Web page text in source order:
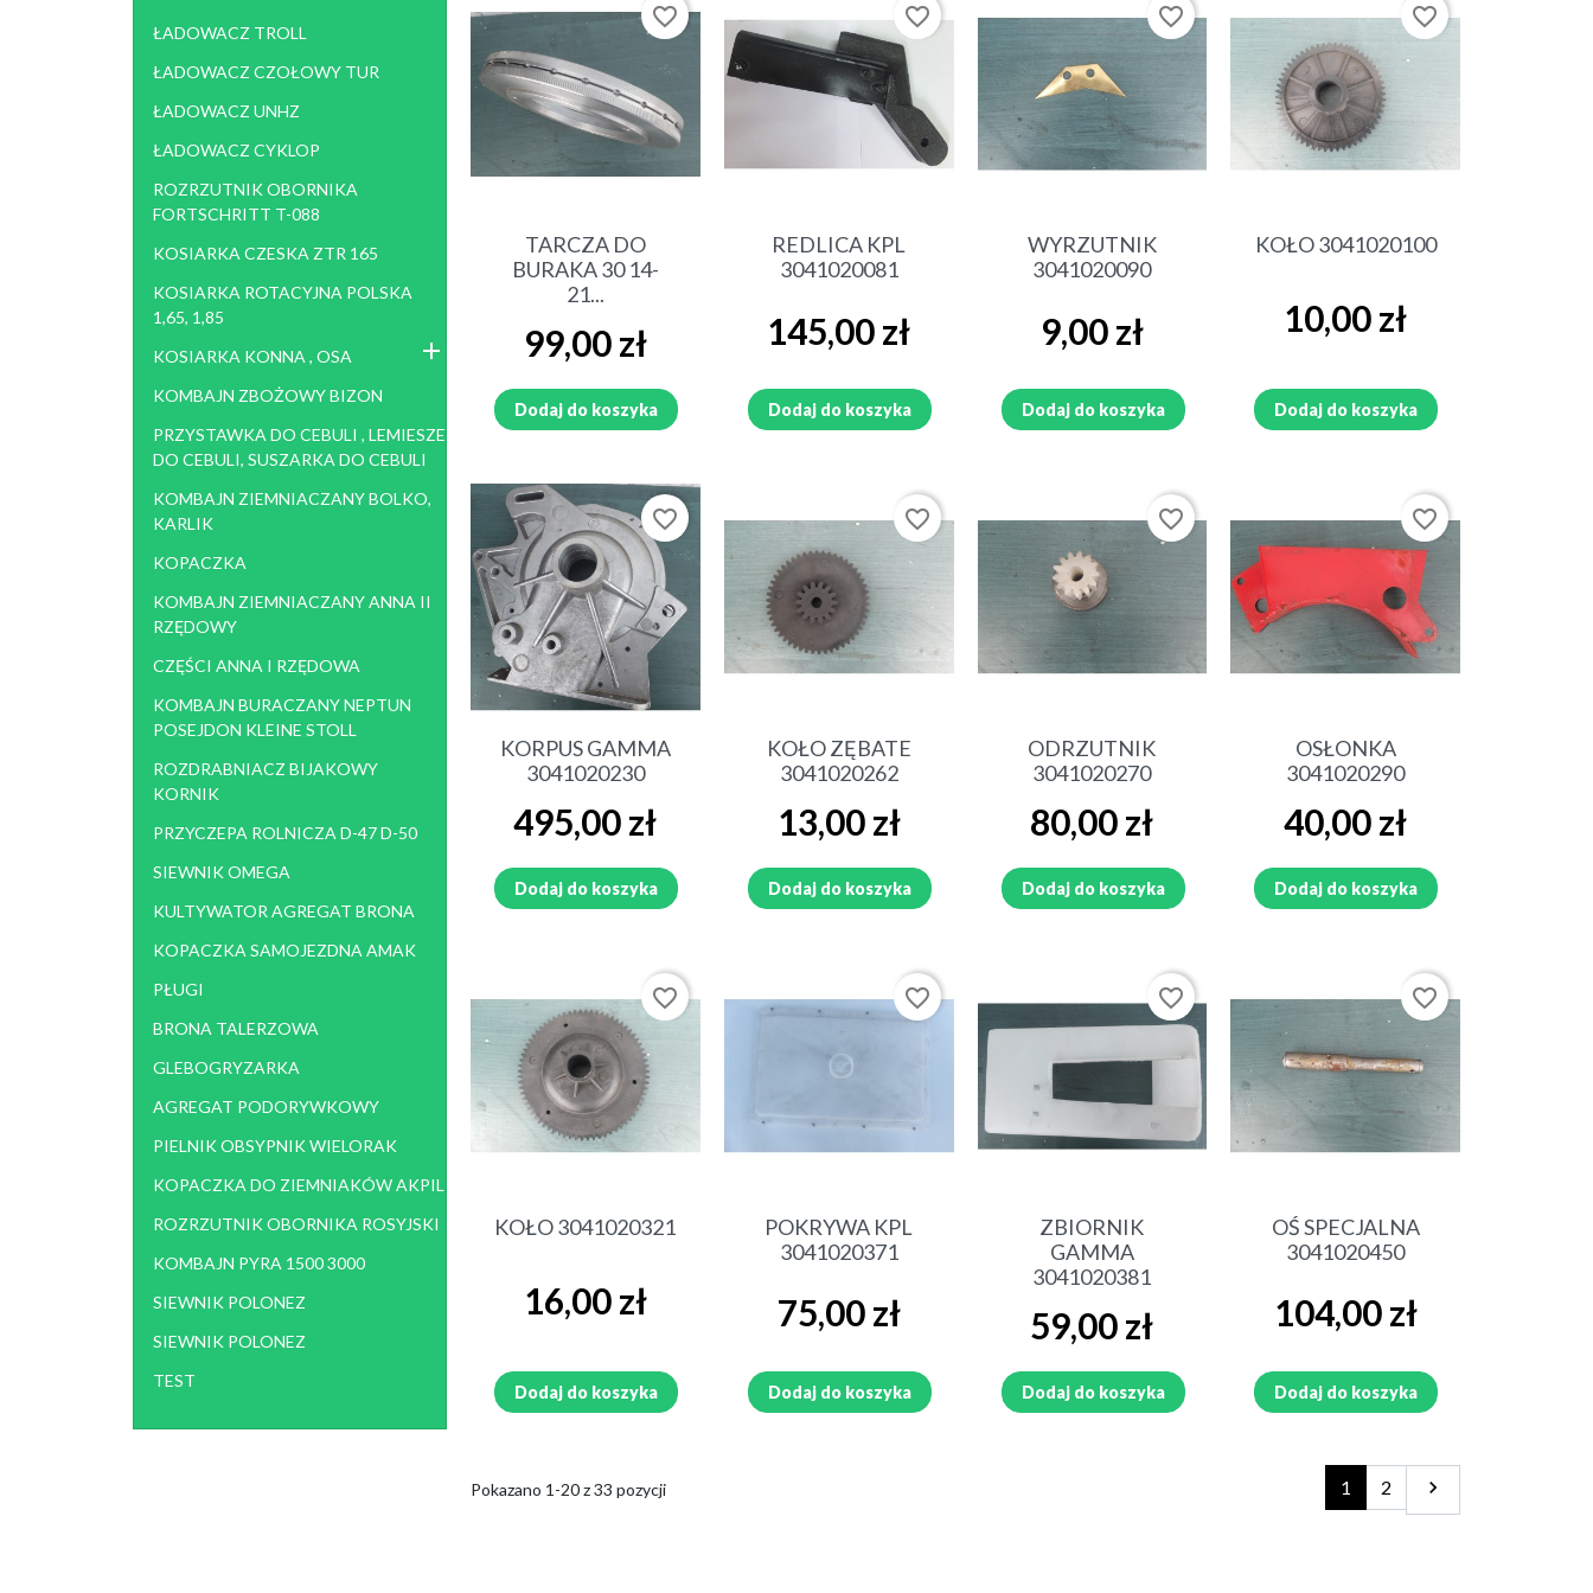
ŁADOWACZ TROLL
ŁADOWACZ CZOŁOWY TUR
ŁADOWACZ UNHZ
ŁADOWACZ CYKLOP
ROZRZUTNIK OBORNIKA
FORTSCHRITT T-088
KOSIARKA CZESKA ZTR 165
KOSIARKA ROTACYJNA POLSKA
1,65, 1,85
KOSIARKA KONNA , OSA
KOMBAJN ZBOŻOWY BIZON
PRZYSTAWKA DO CEBULI , LEMIESZE
DO CEBULI, SUSZARKA DO CEBULI
KOMBAJN ZIEMNIACZANY BOLKO,
KARLIK
KOPACZKA
KOMBAJN ZIEMNIACZANY ANNA II
RZĘDOWY
CZĘŚCI ANNA I RZĘDOWA
KOMBAJN BURACZANY NEPTUN
POSEJDON KLEINE STOLL
ROZDRABNIACZ BIJAKOWY
KORNIK
PRZYCZEPA ROLNICZA D-47 D-50
SIEWNIK OMEGA
KULTYWATOR AGREGAT BRONA
KOPACZKA SAMOJEZDNA AMAK
PŁUGI
BRONA TALERZOWA
GLEBOGRYZARKA
AGREGAT PODORYWKOWY
PIELNIK OBSYPNIK WIELORAK
KOPACZKA DO ZIEMNIAKÓW AKPIL
ROZRZUTNIK OBORNIKA ROSYJSKI
KOMBAJN PYRA 1500 3000
SIEWNIK POLONEZ
SIEWNIK POLONEZ
TEST
Szybki podgląd
TARCZA DO
BURAKA 30 14-
21...
Cena
99,00 zł
Dodaj do koszyka
favorite_border
Szybki podgląd
REDLICA KPL
3041020081
Cena
145,00 zł
Dodaj do koszyka
favorite_border
Szybki podgląd
WYRZUTNIK
3041020090
Cena
9,00 zł
Dodaj do koszyka
favorite_border
Szybki podgląd
KOŁO 3041020100
Cena
10,00 zł
Dodaj do koszyka
favorite_border
Szybki podgląd
KORPUS GAMMA
3041020230
Cena
495,00 zł
Dodaj do koszyka
favorite_border
Szybki podgląd
KOŁO ZĘBATE
3041020262
Cena
13,00 zł
Dodaj do koszyka
favorite_border
Szybki podgląd
ODRZUTNIK
3041020270
Cena
80,00 zł
Dodaj do koszyka
favorite_border
Szybki podgląd
OSŁONKA
3041020290
Cena
40,00 zł
Dodaj do koszyka
favorite_border
Szybki podgląd
KOŁO 3041020321
Cena
16,00 zł
Dodaj do koszyka
favorite_border
Szybki podgląd
POKRYWA KPL
3041020371
Cena
75,00 zł
Dodaj do koszyka
favorite_border
Szybki podgląd
ZBIORNIK
GAMMA
3041020381
Cena
59,00 zł
Dodaj do koszyka
favorite_border
Szybki podgląd
OŚ SPECJALNA
3041020450
Cena
104,00 zł
Dodaj do koszyka
favorite_border
Pokazano 1-20 z 33 pozycji 1 2 Następny
